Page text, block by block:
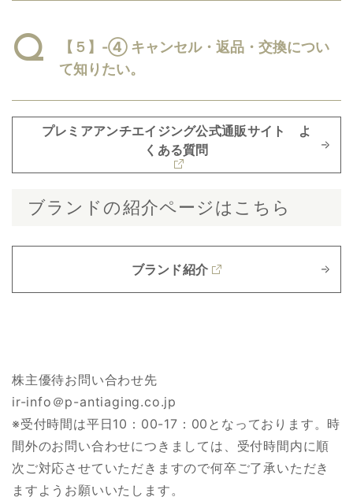
【５】-④ キャンセル・返品・交換につい
て知りたい。
プレミアアンチエイジング公式通販サイト よ
くある質問
ブランドの紹介ページはこちら
ブランド紹介
株主優待お問い合わせ先
ir-info＠p-antiaging.co.jp
※受付時間は平日10：00-17：00となっております。時
間外のお問い合わせにつきましては、受付時間内に順
次ご対応させていただきますので何卒ご了承いただき
ますようお願いいたします。